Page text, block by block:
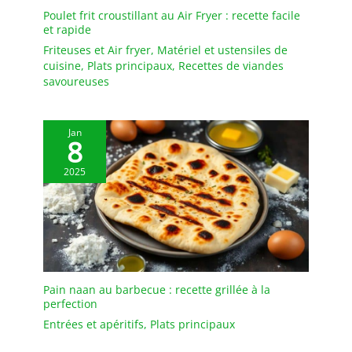
pour une manipulation
précise. 3. Style classique
design intemporel, cette
cuillère à pâtes s'intègre
s'agisse de maisons, de
restaurants ou de
buffets. Ses dents
fonctionnelles sont
spécialement conçues
pour saisir et servir
facilement les spaghettis,
nouilles et autres pâtes
longues. 4. Facile à
nettoyer et résistante aux
lave-vaisselle​: Cette
métallique est
Poulet frit croustillant au Air Fryer : recette facile
et rapide
Friteuses et Air fryer, Matériel et ustensiles de
cuisine, Plats principaux, Recettes de viandes
savoureuses
Jan
8
2025
Pain naan au barbecue : recette grillée à la
perfection
Entrées et apéritifs, Plats principaux